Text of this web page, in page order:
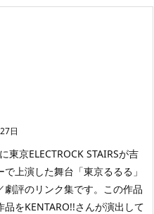
日
東京ELECTROCK STAIRSが吉
上演した舞台「東京るるる」
劇評のリンク集です。この作品
品をKENTARO!!さんが演出して